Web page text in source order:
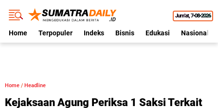
Jum'at 7•08•2026
Home Terpopuler Indeks Bisnis Edukasi Nasional
Home / Headline
Kejaksaan Agung Periksa 1 Saksi Terkait